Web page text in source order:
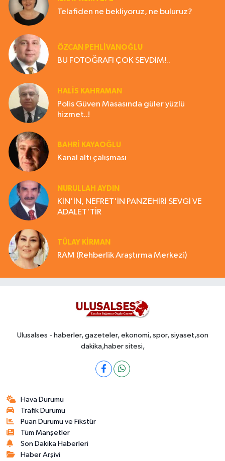
Telafiden ne bekliyoruz, ne buluruz?
ÖZCAN PEHLİVANOĞLU
BU FOTOĞRAFI ÇOK SEVDİM!..
HALIS KAHRAMAN
Polis Güven Masasında güler yüzlü
hizmet..!
BAHRI KAYAOĞLU
Kanal altı çalışması
NURULLAH AYDIN
KİN'İN, NEFRET'İN PANZEHİRİ SEVGİ VE
ADALET'TİR
TÜLAY KİRMAN
RAM (Rehberlik Araştırma Merkezi)
Ulusalses - haberler, gazeteler, ekonomi, spor, siyaset,son
dakika,haber sitesi,
Hava Durumu
Trafik Durumu
Puan Durumu ve Fikstür
Tüm Manşetler
Son Dakika Haberleri
Haber Arşivi